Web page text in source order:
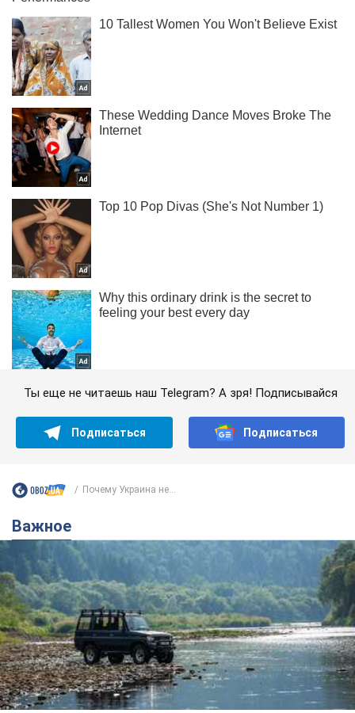
Ты еще не читаешь наш Telegram? А зря! Подписывайся
Подписаться Подписаться
Почему Украина не...
Важное